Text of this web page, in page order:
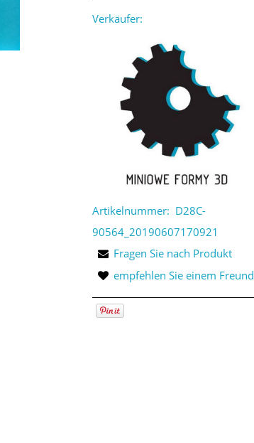
Verkäufer:
Artikelnummer: D28C-
90564_20190607170921
Fragen Sie nach Produkt
empfehlen Sie einem Freund